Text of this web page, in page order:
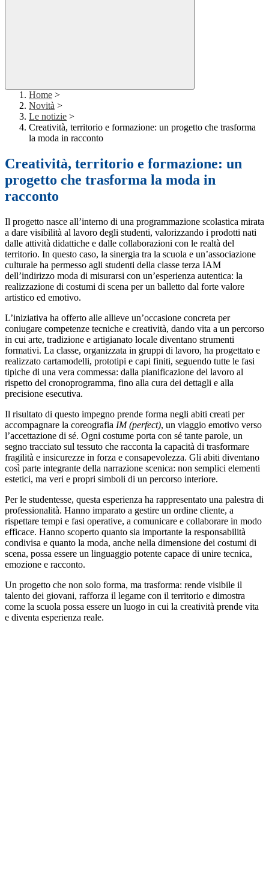
Home >
Novità >
Le notizie >
Creatività, territorio e formazione: un progetto che trasforma
la moda in racconto
Creatività, territorio e formazione: un
progetto che trasforma la moda in
racconto
Il progetto nasce all’interno di una programmazione scolastica mirata
a dare visibilità al lavoro degli studenti, valorizzando i prodotti nati
dalle attività didattiche e dalle collaborazioni con le realtà del
territorio. In questo caso, la sinergia tra la scuola e un’associazione
culturale ha permesso agli studenti della classe terza IAM
dell’indirizzo moda di misurarsi con un’esperienza autentica: la
realizzazione di costumi di scena per un balletto dal forte valore
artistico ed emotivo.
L’iniziativa ha offerto alle allieve un’occasione concreta per
coniugare competenze tecniche e creatività, dando vita a un percorso
in cui arte, tradizione e artigianato locale diventano strumenti
formativi. La classe, organizzata in gruppi di lavoro, ha progettato e
realizzato cartamodelli, prototipi e capi finiti, seguendo tutte le fasi
tipiche di una vera commessa: dalla pianificazione del lavoro al
rispetto del cronoprogramma, fino alla cura dei dettagli e alla
precisione esecutiva.
Il risultato di questo impegno prende forma negli abiti creati per
accompagnare la coreografia IM (perfect), un viaggio emotivo verso
l’accettazione di sé. Ogni costume porta con sé tante parole, un
segno tracciato sul tessuto che racconta la capacità di trasformare
fragilità e insicurezze in forza e consapevolezza. Gli abiti diventano
così parte integrante della narrazione scenica: non semplici elementi
estetici, ma veri e propri simboli di un percorso interiore.
Per le studentesse, questa esperienza ha rappresentato una palestra di
professionalità. Hanno imparato a gestire un ordine cliente, a
rispettare tempi e fasi operative, a comunicare e collaborare in modo
efficace. Hanno scoperto quanto sia importante la responsabilità
condivisa e quanto la moda, anche nella dimensione dei costumi di
scena, possa essere un linguaggio potente capace di unire tecnica,
emozione e racconto.
Un progetto che non solo forma, ma trasforma: rende visibile il
talento dei giovani, rafforza il legame con il territorio e dimostra
come la scuola possa essere un luogo in cui la creatività prende vita
e diventa esperienza reale.